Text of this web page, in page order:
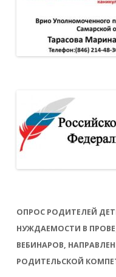
ОПРОС РОДИТЕЛЕЙ
НУЖДАЕМОСТИ В
ВЕБИНАРОВ,
РОДИТЕЛЬСКОЙ